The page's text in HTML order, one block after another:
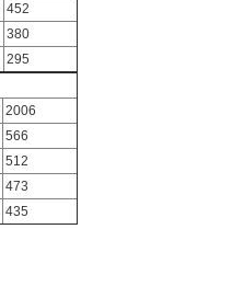
452
380
295
2006
566
512
473
435